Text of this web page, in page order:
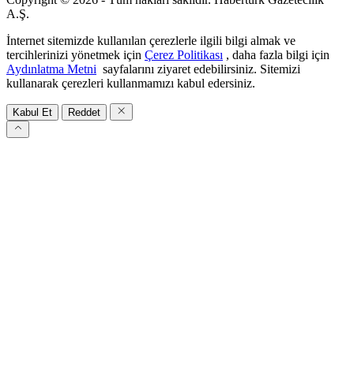
A.Ş.
İnternet sitemizde kullanılan çerezlerle ilgili bilgi almak ve
tercihlerinizi yönetmek için Çerez Politikası , daha fazla bilgi için
Aydınlatma Metni sayfalarını ziyaret edebilirsiniz. Sitemizi
kullanarak çerezleri kullanmamızı kabul edersiniz.
Kabul Et Reddet